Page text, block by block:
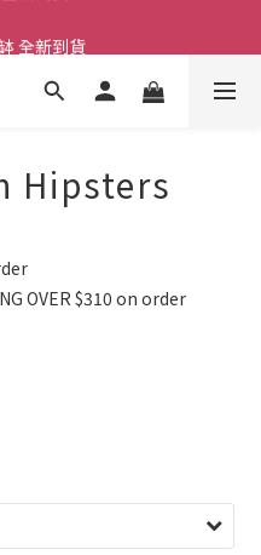
全新到貨
新系列到貨
Hipsters
OVER $310 on order